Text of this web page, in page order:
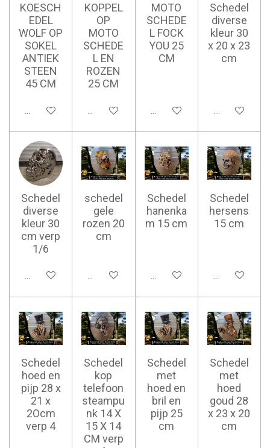
KOESCH
EDEL
WOLF OP
SOKEL
ANTIEK
STEEN
45 CM
Ajouter au panier
KOPPEL
OP
MOTO
SCHEDE
L EN
ROZEN
25 CM
Ajouter au panier
MOTO
SCHEDE
L FOCK
YOU 25
CM
Ajouter au panier
Schedel
diverse
kleur 30
x 20 x 23
cm
Ajouter au
Schedel
diverse
kleur 30
cm verp
1/6
Ajouter au panier
schedel
gele
rozen 20
cm
Ajouter au panier
Schedel
hanenka
m 15 cm
Ajouter au panier
Schedel
hersens
15 cm
Ajouter au
Schedel
hoed en
pijp 28 x
21 x
2Ocm
verp 4
Schedel
kop
telefoon
steampu
nk 14 X
15 X 14
CM verp
Schedel
met
hoed en
bril en
pijp 25
cm
Schedel
met
hoed
goud 28
x 23 x 20
cm